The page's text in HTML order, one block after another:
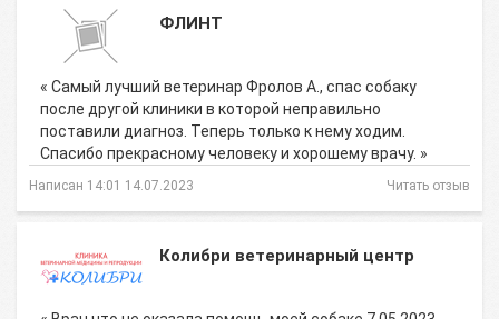
ФЛИНТ
« Самый лучший ветеринар Фролов А., спас собаку
после другой клиники в которой неправильно
поставили диагноз. Теперь только к нему ходим.
Спасибо прекрасному человеку и хорошему врачу. »
Написан 14:01 14.07.2023 Читать отзыв
Колибри ветеринарный центр